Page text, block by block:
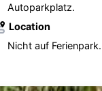
Autoparkplatz.
Location
Nicht auf Ferienpark.